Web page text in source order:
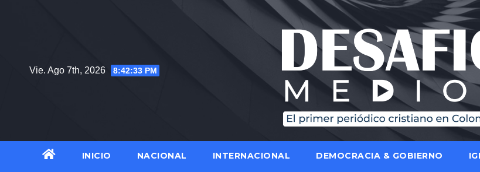
Vie. Ago 7th, 2026 8:42:34 PM
INICIO NACIONAL INTERNACIONAL DEMOCRACIA & GOBIERNO